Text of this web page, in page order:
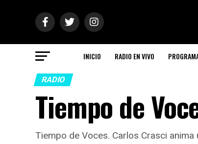
INICIO RADIO EN VIVO
RADIO
Tiempo de
Tiempo de Voces. Carlos Crasci